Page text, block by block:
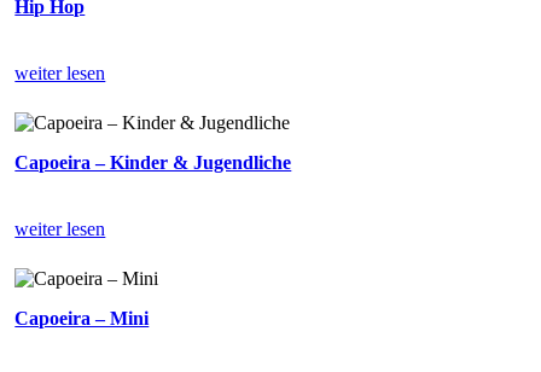
Hip Hop
weiter lesen
Capoeira – Kinder & Jugendliche
weiter lesen
Capoeira – Mini